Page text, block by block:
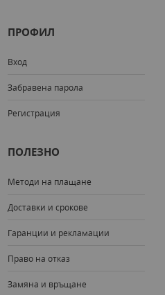
ПРОФИЛ
Вход
Забравена парола
Регистрация
ПОЛЕЗНО
Методи на плащане
Доставки и срокове
Гаранции и рекламации
Право на отказ
Замяна и връщане